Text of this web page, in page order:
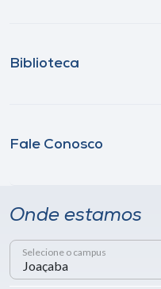
Biblioteca
Fale Conosco
Onde estamos
Selecione o campus